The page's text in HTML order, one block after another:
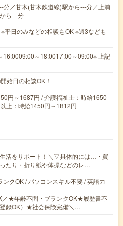
分／甘木(甘木鉄道線)駅から---分／上浦
ら---分
平日のみなどの相談もOK ※週3なども
16:0009:00～18:0017:00～09:00※ 上記
始日の相談OK！
円～1687円 / 介護福祉士：時給1650
上：時給1450円～1812円
活をサポート！＼▽具体的には…・買
たり・折り紙や体操などのレ…
ンクOK / パソコンスキル不要 / 英語力
／★年齢不問・ブランクOK★履歴書不
録OK）★社会保険完備＼…